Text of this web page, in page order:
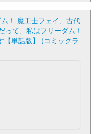
！ 魔工士フェイ、古代
って、私はフリーダム！
【単話版】 (コミックラ